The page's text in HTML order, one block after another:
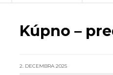
Kúpno –
2. DECEMBRA 2025